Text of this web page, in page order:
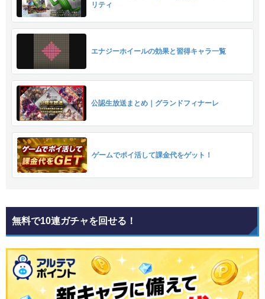
リティ
エナジーホイールの効果と習得キャラ一覧
公認生放送まとめ｜グランドフィナーレ
ゲームでポイ活して課金代をゲット！
無料で10連ガチャを回せる！